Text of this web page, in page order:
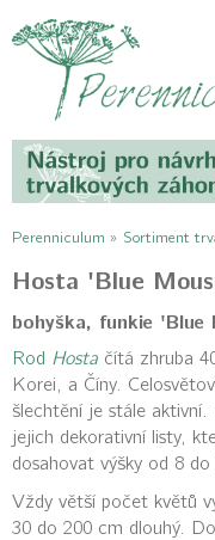
Perenniculum » Sortiment
Hosta 'Blue
bohyška, funkie 'Blue
Rod Hosta čítá zhruba
Korei, a Číny.
šlechtění je stále
jejich dekorativní listy,
dosahovat výšky od 8
Vždy větší počet květů
30 do 200 cm dlouhý.